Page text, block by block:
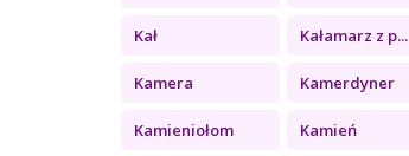
Kał Kałamarz z p...
Kamera Kamerdyner
Kamieniołom Kamień